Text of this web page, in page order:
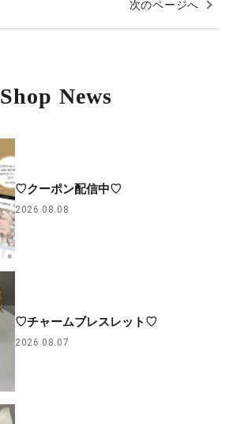
次のページへ
Shop News
♡クーポン配信中♡
2026.08.08
♡チャームブレスレット♡
2026.08.07